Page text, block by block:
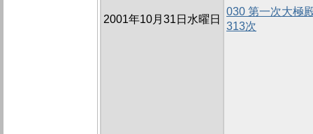
2001年10月31日水曜日
030 第一次大極
313次